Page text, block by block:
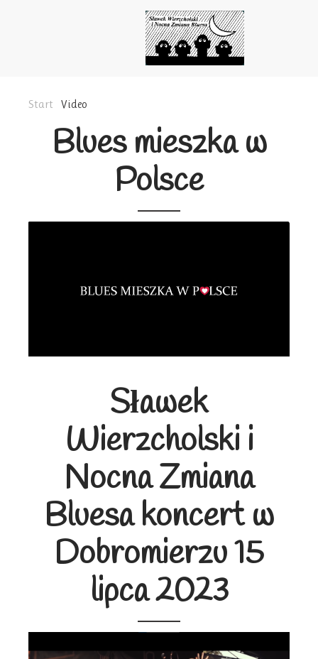
Start Video
Blues mieszka w
Polsce
Sławek
Wierzcholski i
Nocna Zmiana
Bluesa koncert w
Dobromierzu 15
lipca 2023